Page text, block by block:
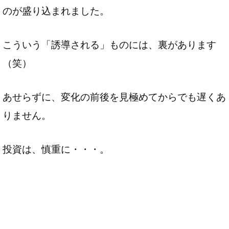
のが盛り込まれました。
こういう「誘導される」ものには、裏があります
（笑）
あせらずに、変化の前後を見極めてからでも遅くあ
りません。
投資は、慎重に・・・。